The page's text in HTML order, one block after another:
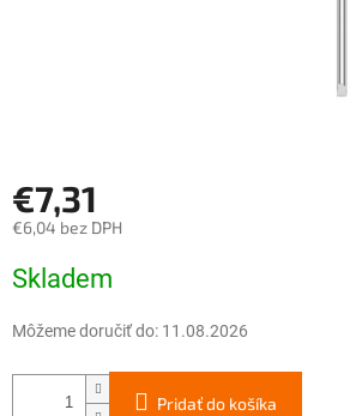
€7,31
€6,04 bez DPH
cena:
Skladem
Môžeme doručiť do: 11.08.2026
Pridať do košíka